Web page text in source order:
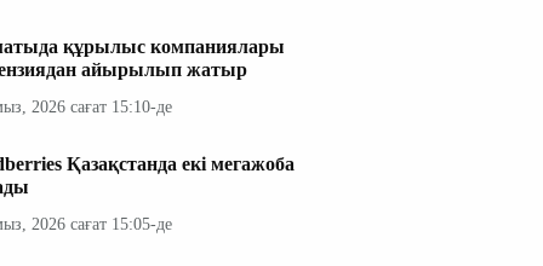
құрылыс компаниялары
айырылып жатыр
2026 сағат 15:10-де
Қазақстанда екі мегажоба
2026 сағат 15:05-де